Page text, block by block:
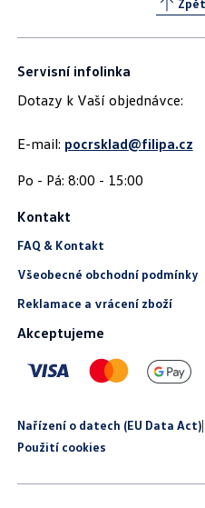
Servisní infolinka
Dotazy k Vaší objednávce:
E-mail: pocrsklad@filipa.cz
Kontakt
FAQ & Kontakt
Všeobecné obchodní podmínky
Reklamace a vrácení zboží
Akceptujeme
Nařízení o datech (EU Data Act)|
Použití cookies